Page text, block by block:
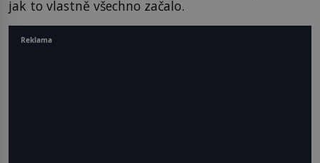
jak to vlastně všechno začalo.
Reklama